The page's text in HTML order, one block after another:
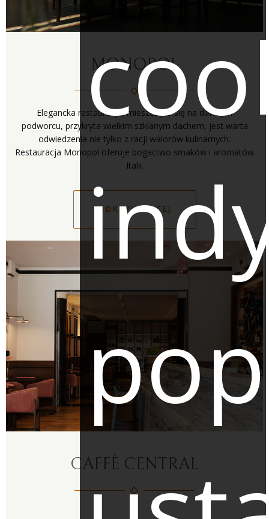
MONOPOL
Elegancka restauracja, mieszcząca się na dawnym
podworcu, przykryta wielkim szklanym dachem, jest warta
odwiedzenia nie tylko z racji walorów kulinarnych.
Restauracja Monopol oferuje bogactwo smaków i aromatów
ODKRYJ WIĘCEJ
CAFFÈ CENTRAL